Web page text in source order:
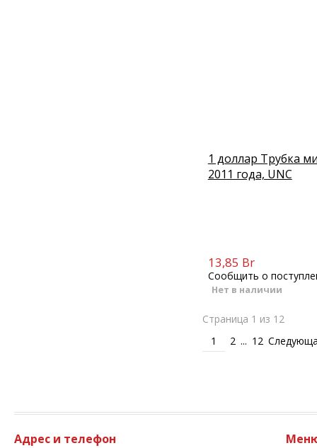
1 доллар Трубка
2011 года, UNC
13,85 Br
Сообщить о
Нет в наличии
Страница 1 из 12
1
2 ... 12
Адрес и телефон